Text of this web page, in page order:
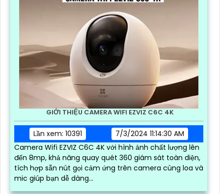
GIỚI THIỆU CAMERA WIFI EZVIZ C6C 4K
Lần xem: 10391
7/3/2024 11:14:30 AM
Camera Wifi EZVIZ C6C 4K với hình ảnh chất lượng lên
đến 8mp, khả năng quay quét 360 giám sát toàn diện,
tích hợp sẵn nút gọi cảm ứng trên camera cùng loa và
mic giúp bạn dễ dàng...